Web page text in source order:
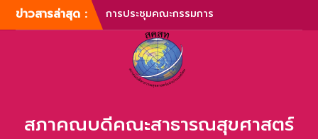
Skip
to
ข่าวสารล่าสุด :
การประชุมคณะกรรมการ
บริหารสภาคณบดีคณะ
สาธารณสุขศาสตร์แห่ง
ประเทศไทย ครั้งที่ 1/2567
การประชุมสามัญประจำปี
สภาคณบดีคณะสาธารณสุข
ที่ 1/2567
สภาคณบดีคณะสาธารณสุขศาสตร์